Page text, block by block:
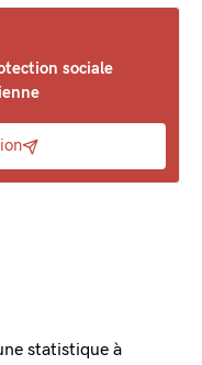
sociale
statistique à